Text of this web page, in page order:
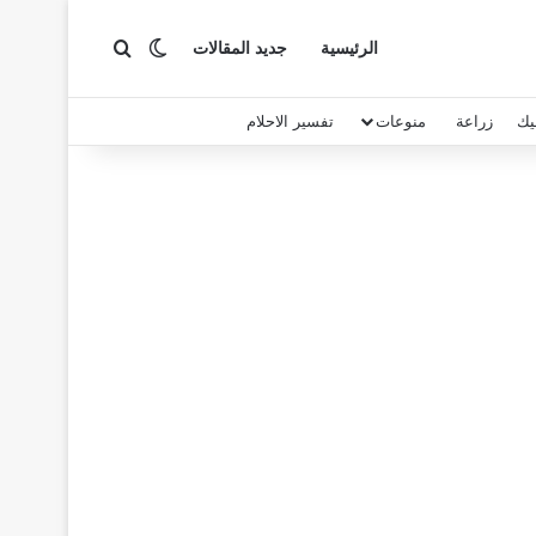
الرئيسية جديد المقالات الوضع المظلم
زراعة منوعات تفسير الاحلام